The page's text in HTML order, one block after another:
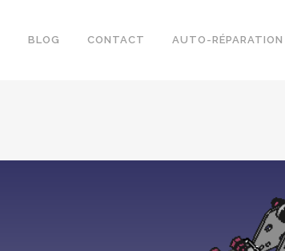
BLOG CONTACT AUTO-RÉPARATION